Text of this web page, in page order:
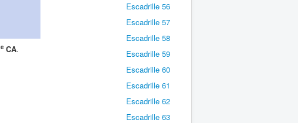
e CA.
Escadrille 56
Escadrille 57
Escadrille 58
Escadrille 59
Escadrille 60
Escadrille 61
Escadrille 62
Escadrille 63